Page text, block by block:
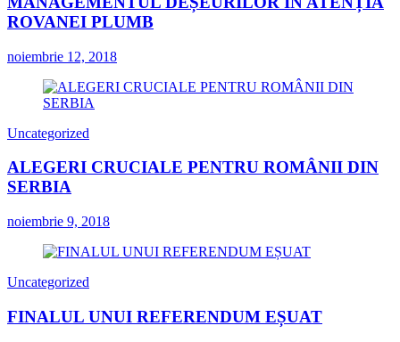
ROVANEI PLUMB
noiembrie 12, 2018
Uncategorized
ALEGERI CRUCIALE PENTRU ROMÂNII DIN
SERBIA
noiembrie 9, 2018
Uncategorized
FINALUL UNUI REFERENDUM EȘUAT